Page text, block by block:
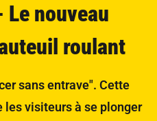
nouveau
roulant
sans entrave". Cette
visiteurs à se plonger